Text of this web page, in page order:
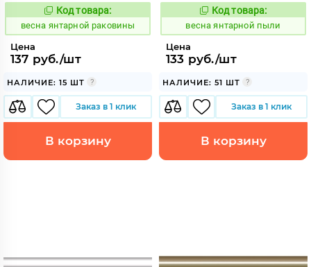
109203
Код товара:
весна янтарной раковины
Цена
137 руб./шт
НАЛИЧИЕ: 15 ШТ
Заказ в 1 клик
В корзину
109201
Код товара:
весна янтарной пыли
Цена
133 руб./шт
НАЛИЧИЕ: 51 ШТ
Заказ в 1 клик
В корзину